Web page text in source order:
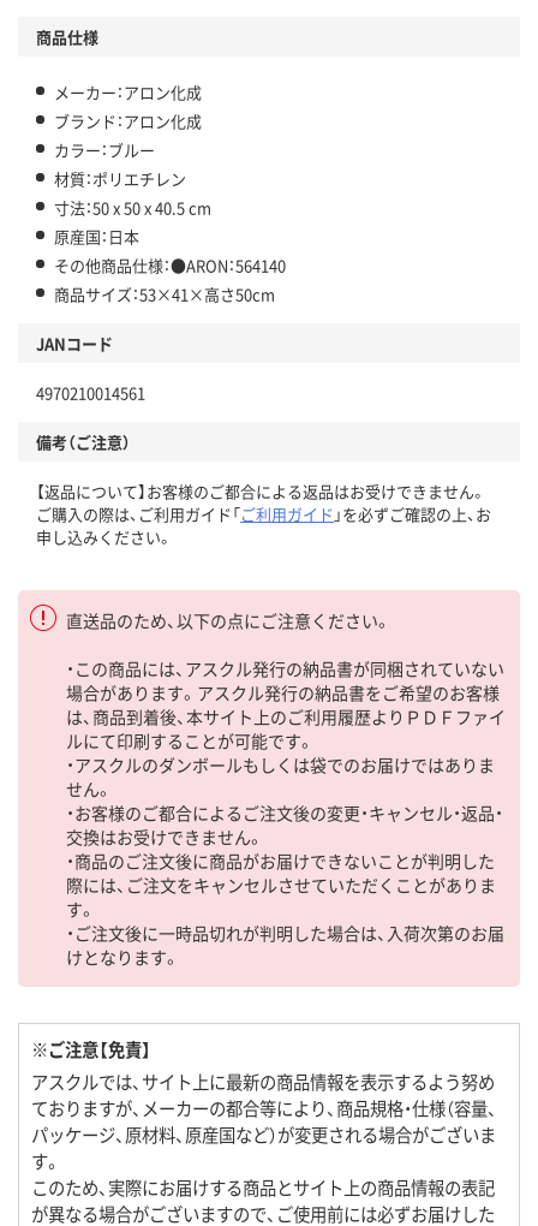
商品仕様
メーカー：アロン化成
ブランド：アロン化成
カラー：ブルー
材質：ポリエチレン
寸法：50 x 50 x 40.5 cm
原産国：日本
その他商品仕様：●ARON：564140
商品サイズ：53×41×高さ50cm
JANコード
4970210014561
備考（ご注意）
【返品について】お客様のご都合による返品はお受けできません。
ご購入の際は、ご利用ガイド「ご利用ガイド 」を必ずご確認の上、お
申し込みください。
直送品のため、以下の点にご注意ください。
・この商品には、アスクル発行の納品書が同梱されていない
場合があります。アスクル発行の納品書をご希望のお客様
は、商品到着後、本サイト上のご利用履歴よりＰＤＦファイ
ルにて印刷することが可能です。
・アスクルのダンボールもしくは袋でのお届けではありま
せん。
・お客様のご都合によるご注文後の変更・キャンセル・返品・
交換はお受けできません。
・商品のご注文後に商品がお届けできないことが判明した
際には、ご注文をキャンセルさせていただくことがありま
す。
・ご注文後に一時品切れが判明した場合は、入荷次第のお届
けとなります。
※ご注意【免責】
アスクルでは、サイト上に最新の商品情報を表示するよう努め
ておりますが、メーカーの都合等により、商品規格・仕様（容量、
パッケージ、原材料、原産国など）が変更される場合がございま
す。
このため、実際にお届けする商品とサイト上の商品情報の表記
が異なる場合がございますので、ご使用前には必ずお届けした